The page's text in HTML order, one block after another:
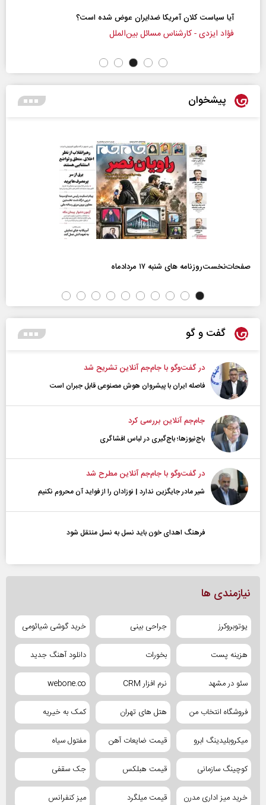
است؟ سازمان ملل بی‌بدیل نیست
محمدحسن زورق
پیشخوان
صفحات‌نخست‌روزنامه ها‌ی شنبه ۱۷ مردادماه
گفت و گو
در گفت‌و‌گو با جام‌جم آنلاین تشریح شد
فاصله ایران با پیشرو‌ان هوش مصنوعی قابل جبران است
جام‌جم آنلاین بررسی کرد
باج‌نیوزها؛ باج‌گیری در لباس افشاگری
در گفت‌و‌گو با جام‌جم آنلاین مطرح شد
شیر مادر جایگزین ندارد | نوزادان را از فواید آن محروم نکنیم
فرهنگ اهدای خون باید نسل به نسل منتقل شود
نیازمندی ها
یوتوبروکرز جراحی بینی خرید گوشی شیائومی
هزینه پست بخورات دانلود آهنگ جدید
سئو در مشهد نرم افزار CRM webone.co
فروشگاه انتخاب من هتل های تهران کمک به خیریه
میکروبلیدینگ ابرو قیمت ضایعات آهن مفتول سیاه
کوچینگ سازمانی قیمت هبلکس جک سقفی
خرید میز اداری مدرن قیمت میلگرد میز کنفرانس